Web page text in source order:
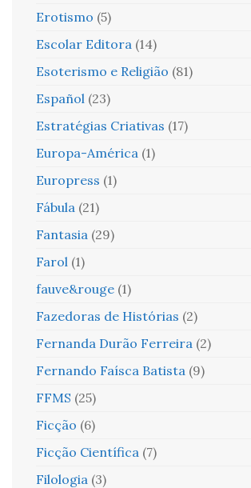
Erotismo (5)
Escolar Editora (14)
Esoterismo e Religião (81)
Español (23)
Estratégias Criativas (17)
Europa-América (1)
Europress (1)
Fábula (21)
Fantasia (29)
Farol (1)
fauve&rouge (1)
Fazedoras de Histórias (2)
Fernanda Durão Ferreira (2)
Fernando Faísca Batista (9)
FFMS (25)
Ficção (6)
Ficção Científica (7)
Filologia (3)